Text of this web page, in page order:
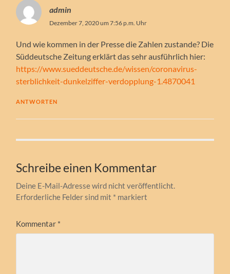
admin
Dezember 7, 2020 um 7:56 p.m. Uhr
Und wie kommen in der Presse die Zahlen zustande? Die
Süddeutsche Zeitung erklärt das sehr ausführlich hier:
https://www.sueddeutsche.de/wissen/coronavirus-
sterblichkeit-dunkelziffer-verdopplung-1.4870041
ANTWORTEN
Schreibe einen Kommentar
Deine E-Mail-Adresse wird nicht veröffentlicht.
Erforderliche Felder sind mit * markiert
Kommentar *